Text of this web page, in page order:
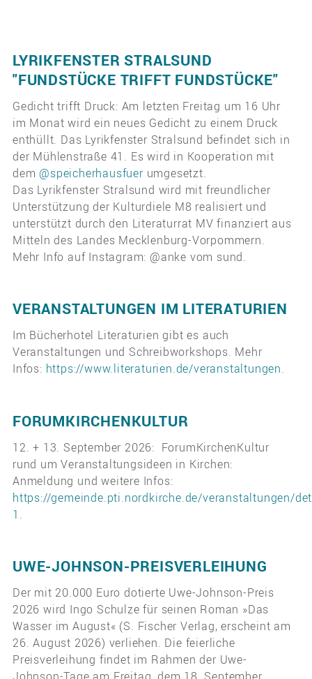
LYRIKFENSTER STRALSUND
"FUNDSTÜCKE TRIFFT FUNDSTÜCKE"
Gedicht trifft Druck: Am letzten Freitag um 16 Uhr
im Monat wird ein neues Gedicht zu einem Druck
enthüllt. Das Lyrikfenster Stralsund befindet sich in
der Mühlenstraße 41. Es wird in Kooperation mit
dem @speicherhausfuerumgesetzt.
Das Lyrikfenster Stralsund wird mit freundlicher
Unterstützung der Kulturdiele M8 realisiert und
unterstützt durch den Literaturrat MV finanziert aus
Mitteln des Landes Mecklenburg-Vorpommern.
Mehr Info auf Instagram: @anke vom sund.
VERANSTALTUNGEN IM LITERATURIEN
Im Bücherhotel Literaturien gibt es auch
Veranstaltungen und Schreibworkshops. Mehr
Infos: https://www.literaturien.de/veranstaltungen.
FORUMKIRCHENKULTUR
12. + 13. September 2026: ForumKirchenKultur
rund um Veranstaltungsideen in Kirchen:
Anmeldung und weitere Infos:
https://gemeinde.pti.nordkirche.de/veranstaltungen/
1 .
UWE-JOHNSON-PREISVERLEIHUNG
Der mit 20.000 Euro dotierte Uwe-Johnson-Preis
2026 wird Ingo Schulze für seinen Roman »Das
Wasser im August« (S. Fischer Verlag, erscheint am
26. August 2026) verliehen. Die feierliche
Preisverleihung findet im Rahmen der Uwe-